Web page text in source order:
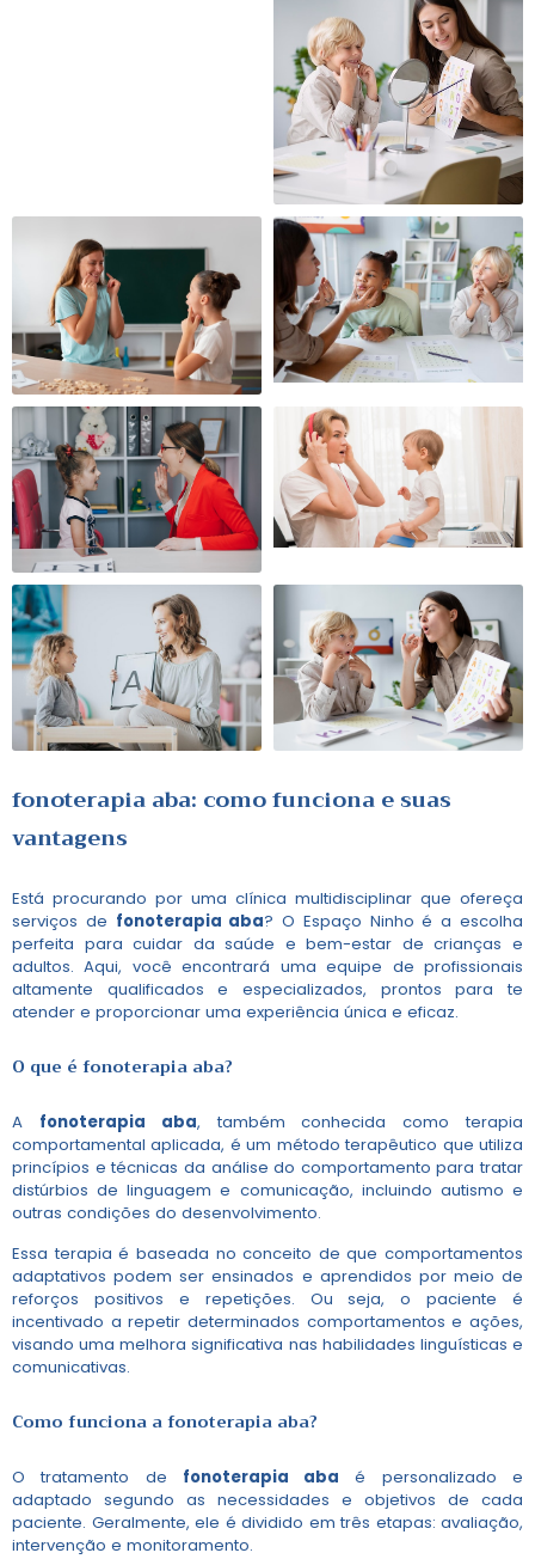
fonoterapia aba: como funciona e suas
vantagens
Está procurando por uma clínica multidisciplinar que ofereça
serviços de fonoterapia aba? O Espaço Ninho é a escolha
perfeita para cuidar da saúde e bem-estar de crianças e
adultos. Aqui, você encontrará uma equipe de profissionais
altamente qualificados e especializados, prontos para te
atender e proporcionar uma experiência única e eficaz.
O que é fonoterapia aba?
A fonoterapia aba, também conhecida como terapia
comportamental aplicada, é um método terapêutico que utiliza
princípios e técnicas da análise do comportamento para tratar
distúrbios de linguagem e comunicação, incluindo autismo e
outras condições do desenvolvimento.
Essa terapia é baseada no conceito de que comportamentos
adaptativos podem ser ensinados e aprendidos por meio de
reforços positivos e repetições. Ou seja, o paciente é
incentivado a repetir determinados comportamentos e ações,
visando uma melhora significativa nas habilidades linguísticas e
comunicativas.
Como funciona afonoterapia aba?
O tratamento de fonoterapia aba é personalizado e
adaptado segundo as necessidades e objetivos de cada
paciente. Geralmente, ele é dividido em três etapas: avaliação,
intervenção e monitoramento.